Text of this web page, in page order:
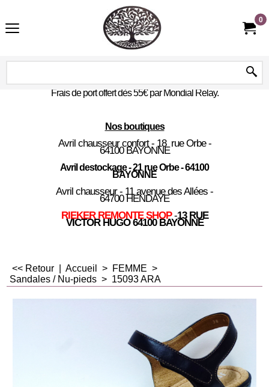
0
Frais de port offert dès 55€ par Mondial Relay.
Nos boutiques
Avril chausseur confort - 18 rue Orbe -
64100 BAYONNE
Avril destockage - 21 rue Orbe - 64100
BAYONNE
Avril chausseur - 11 avenue des Allées -
64700 HENDAYE
RIEKER REMONTE SHOP -13 RUE
VICTOR HUGO 64100 BAYONNE
<< Retour Accueil > FEMME >
Sandales / Nu-pieds > 15093 ARA